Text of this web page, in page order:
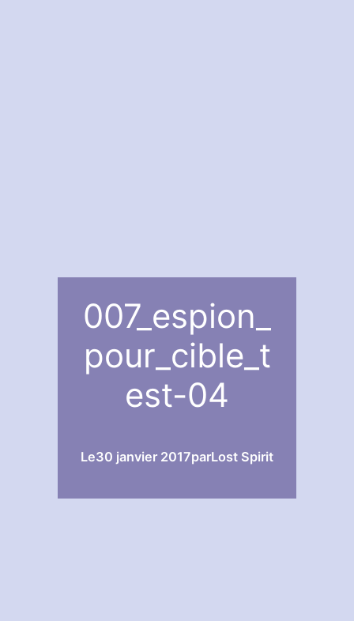
007_espion_
pour_cible_t
est-04
Le30 janvier 2017parLost Spirit